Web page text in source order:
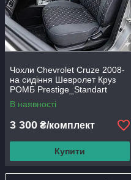
Чохли Chevrolet Cruze 2008-
на сидіння Шевролет Круз
РОМБ Prestige_Standart
В наявності
3 300 ₴/комплект
Купити